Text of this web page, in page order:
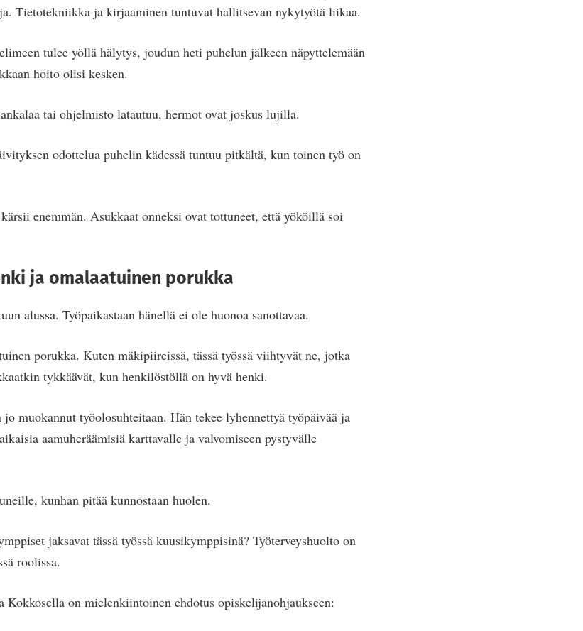
Tietotekniikka ja kirjaaminen tuntuvat hallitsevan nykytyötä liikaa.
tulee yöllä hälytys, joudun heti puhelun jälkeen näpyttelemään
hoito olisi kesken.
tai ohjelmisto latautuu, hermot ovat joskus lujilla.
odottelua puhelin kädessä tuntuu pitkältä, kun toinen työ on
enemmän. Asukkaat onneksi ovat tottuneet, että yököillä soi
ja omalaatuinen porukka
alussa. Työpaikastaan hänellä ei ole huonoa sanottavaa.
porukka. Kuten mäkipiireissä, tässä työssä viihtyvät ne, jotka
tykkäävät, kun henkilöstöllä on hyvä henki.
muokannut työolosuhteitaan. Hän tekee lyhennettyä työpäivää ja
aamuheräämisiä karttavalle ja valvomiseen pystyvälle
kunhan pitää kunnostaan huolen.
jaksavat tässä työssä kuusikymppisinä? Työterveyshuolto on
roolissa.
Kokkosella on mielenkiintoinen ehdotus opiskelijanohjaukseen: